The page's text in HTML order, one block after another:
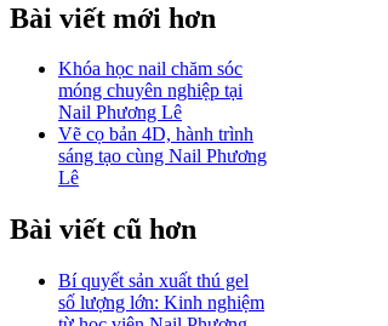
Bài viết mới hơn
Khóa học nail chăm sóc
móng chuyên nghiệp tại
Nail Phương Lê
Vẽ cọ bản 4D, hành trình
sáng tạo cùng Nail Phương
Lê
Bài viết cũ hơn
Bí quyết sản xuất thú gel
số lượng lớn: Kinh nghiệm